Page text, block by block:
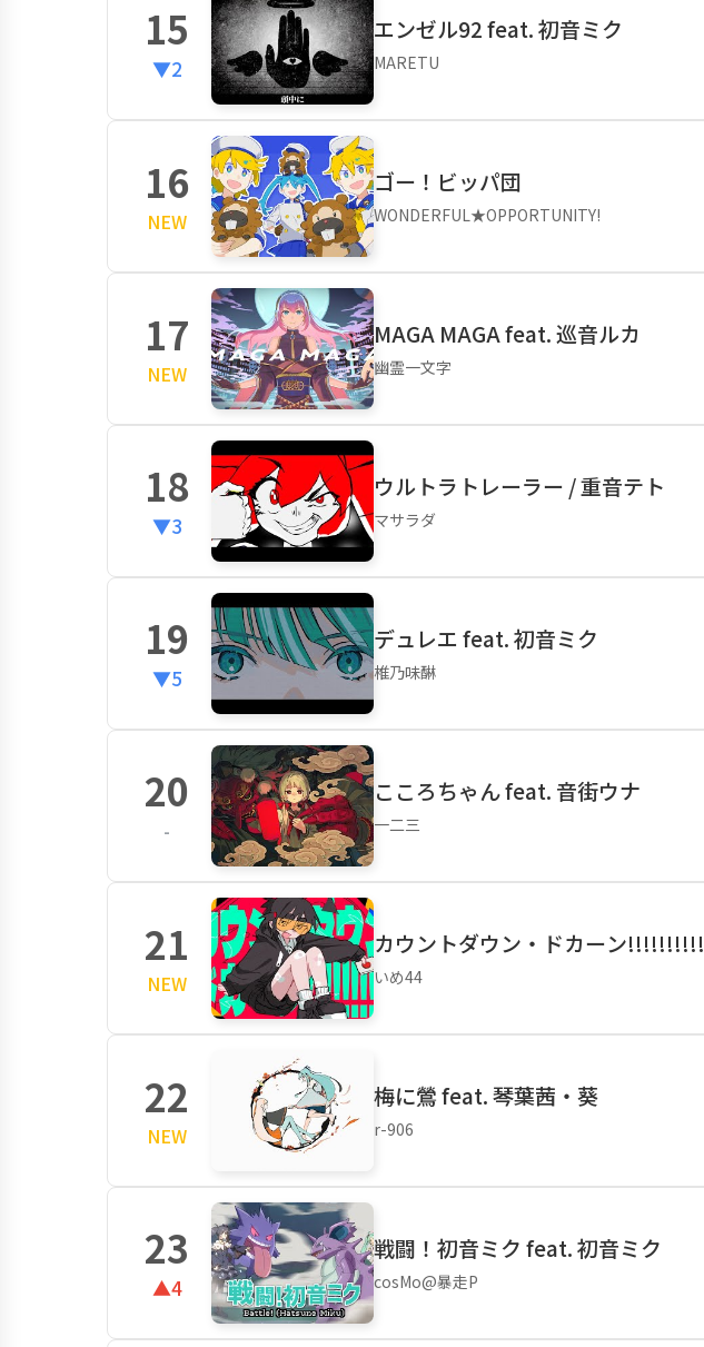
15
▼2
エンゼル92 feat. 初音ミク
MARETU
16
NEW
ゴー！ビッパ団
WONDERFUL★OPPORTUNITY!
17
NEW
MAGA MAGA feat. 巡音ルカ
幽霊一文字
18
▼3
ウルトラトレーラー / 重音テト
マサラダ
19
▼5
デュレエ feat. 初音ミク
椎乃味醂
20
-
こころちゃん feat. 音街ウナ
一二三
21
NEW
カウントダウン・ドカーン!!!!!!!!!!
いめ44
22
NEW
梅に鶯 feat. 琴葉茜・葵
r-906
23
▲4
戦闘！初音ミク feat. 初音ミク
cosMo@暴走P